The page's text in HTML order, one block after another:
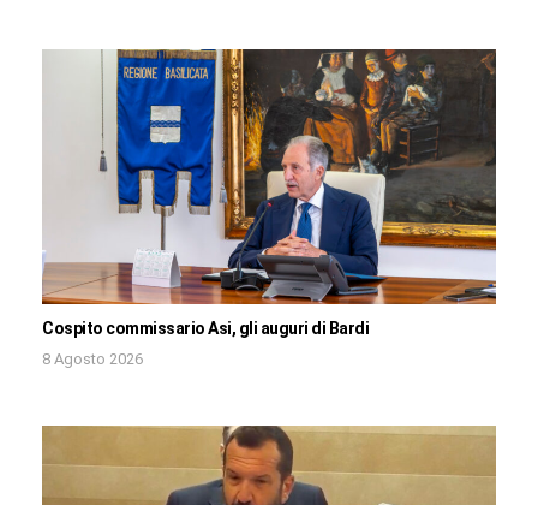
Cospito commissario Asi, gli auguri di Bardi
8 Agosto 2026